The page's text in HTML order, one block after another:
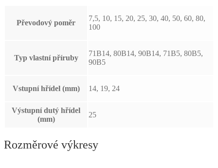
Převodový poměr
7,5, 10, 15, 20, 25, 30, 40, 50, 60, 80,
100
Typ vlastní příruby
71B14, 80B14, 90B14, 71B5, 80B5,
90B5
Vstupní hřídel (mm) 14, 19, 24
Výstupní dutý hřídel
(mm)
25
Rozměrové výkresy